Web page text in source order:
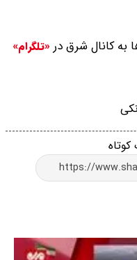
به کانال شرق در «تلگرام»
کوتاه